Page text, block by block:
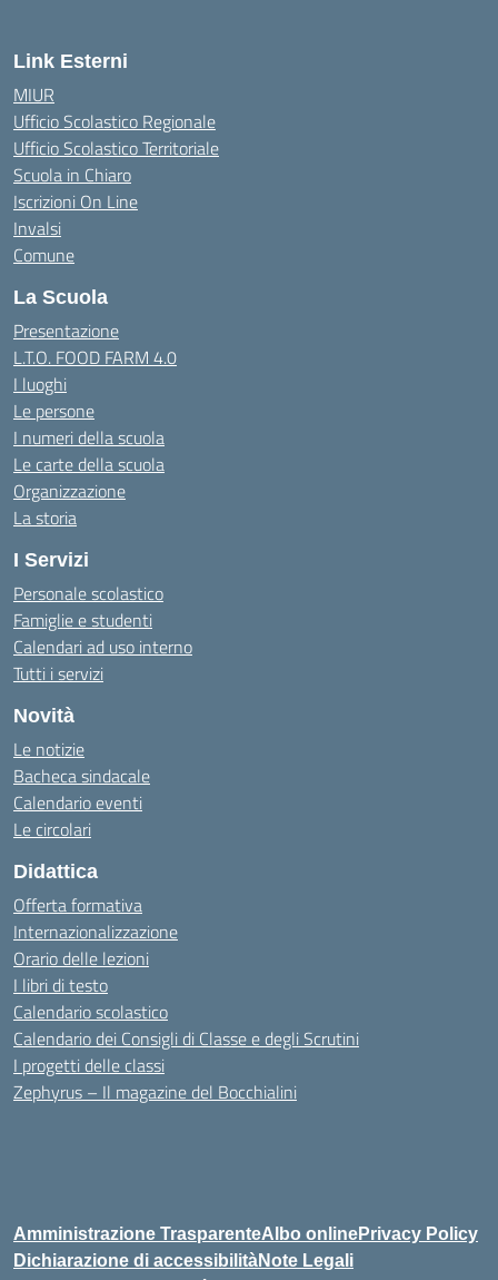
Link Esterni
MIUR
Ufficio Scolastico Regionale
Ufficio Scolastico Territoriale
Scuola in Chiaro
Iscrizioni On Line
Invalsi
Comune
La Scuola
Presentazione
L.T.O. FOOD FARM 4.0
I luoghi
Le persone
I numeri della scuola
Le carte della scuola
Organizzazione
La storia
I Servizi
Personale scolastico
Famiglie e studenti
Calendari ad uso interno
Tutti i servizi
Novità
Le notizie
Bacheca sindacale
Calendario eventi
Le circolari
Didattica
Offerta formativa
Internazionalizzazione
Orario delle lezioni
I libri di testo
Calendario scolastico
Calendario dei Consigli di Classe e degli Scrutini
I progetti delle classi
Zephyrus – Il magazine del Bocchialini
Amministrazione TrasparenteAlbo onlinePrivacy Policy
Dichiarazione di accessibilitàNote Legali